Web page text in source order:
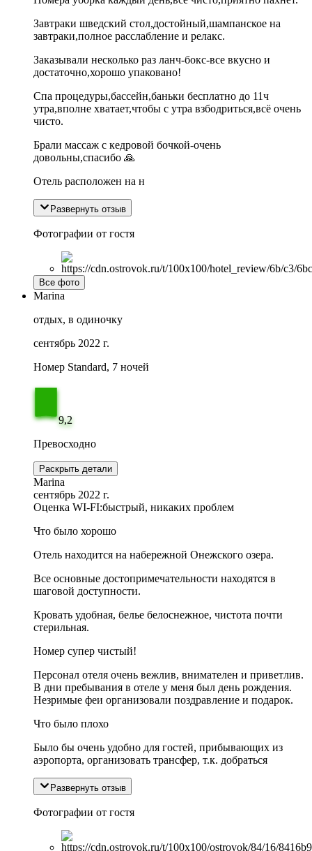
Завтраки шведский стол,достойный,шампанское на
завтраки,полное расслабление и релакс.
Заказывали несколько раз ланч-бокс-все вкусно и
достаточно,хорошо упаковано!
Спа процедуры,бассейн,баньки бесплатно до 11ч
утра,вполне хватает,чтобы с утра взбодриться,всё очень
чисто.
Брали массаж с кедровой бочкой-очень
довольны,спасибо 🙏
Отель расположен на н
Развернуть отзыв
Фотографии от гостя
Все фото
Marina
отдых, в одиночку
сентябрь 2022 г.
Номер Standard, 7 ночей
9,2
Превосходно
Раскрыть детали
Marina
сентябрь 2022 г.
Оценка WI-FI:быстрый, никаких проблем
Что было хорошо
Отель находится на набережной Онежского озера.
Все основные достопримечательности находятся в
шаговой доступности.
Кровать удобная, белье белоснежное, чистота почти
стерильная.
Номер супер чистый!
Персонал отеля очень вежлив, внимателен и приветлив.
В дни пребывания в отеле у меня был день рождения.
Незримые феи организовали поздравление и подарок.
Что было плохо
Было бы очень удобно для гостей, прибывающих из
аэропорта, организовать трансфер, т.к. добраться
Развернуть отзыв
Фотографии от гостя